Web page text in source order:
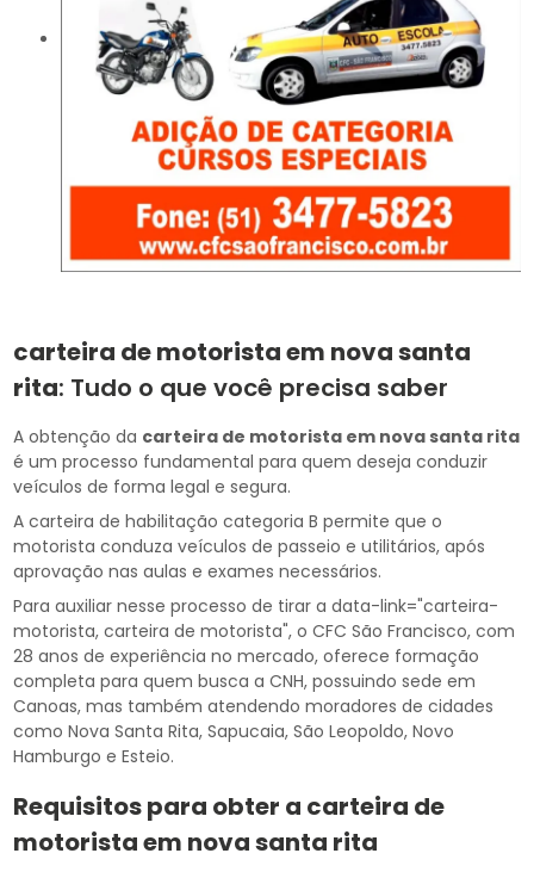
carteira de motorista em nova santa
rita: Tudo o que você precisa saber
A obtenção da carteira de motorista em nova santa rita
é um processo fundamental para quem deseja conduzir
veículos de forma legal e segura.
A carteira de habilitação categoria B permite que o
motorista conduza veículos de passeio e utilitários, após
aprovação nas aulas e exames necessários.
Para auxiliar nesse processo de tirar a data-link="carteira-
motorista, carteira de motorista", o CFC São Francisco, com
28 anos de experiência no mercado, oferece formação
completa para quem busca a CNH, possuindo sede em
Canoas, mas também atendendo moradores de cidades
como Nova Santa Rita, Sapucaia, São Leopoldo, Novo
Hamburgo e Esteio.
Requisitos para obter a carteira de
motorista em nova santa rita